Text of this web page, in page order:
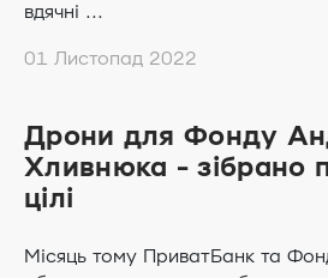
вдячні ...
01 Листопад 2022
Дрони для Фонду
Хливнюка - зібрано
цілі
Місяць тому ПриватБанк та